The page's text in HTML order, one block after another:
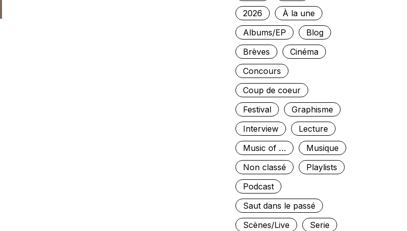
2026
À la une
Albums/EP
Blog
Brèves
Cinéma
Concours
Coup de coeur
Festival
Graphisme
Interview
Lecture
Music of …
Musique
Non classé
Playlists
Podcast
Saut dans le passé
Scènes/Live
Serie